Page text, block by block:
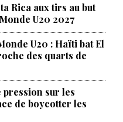
Rica aux tirs au but
U20 2027
U20 : Haïti bat El
des quarts de
sur les
de boycotter les